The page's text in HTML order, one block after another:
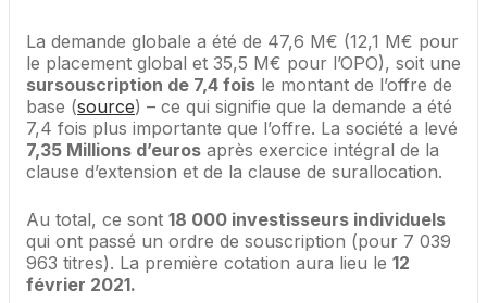
La demande globale a été de 47,6 M€ (12,1 M€ pour
le placement global et 35,5 M€ pour l’OPO), soit une
sursouscription de 7,4 fois le montant de l’offre de
base (source) – ce qui signifie que la demande a été
7,4 fois plus importante que l’offre. La société a levé
7,35 Millions d’euros après exercice intégral de la
clause d’extension et de la clause de surallocation.
Au total, ce sont 18 000 investisseurs individuels
qui ont passé un ordre de souscription (pour 7 039
963 titres). La première cotation aura lieu le 12
février 2021.